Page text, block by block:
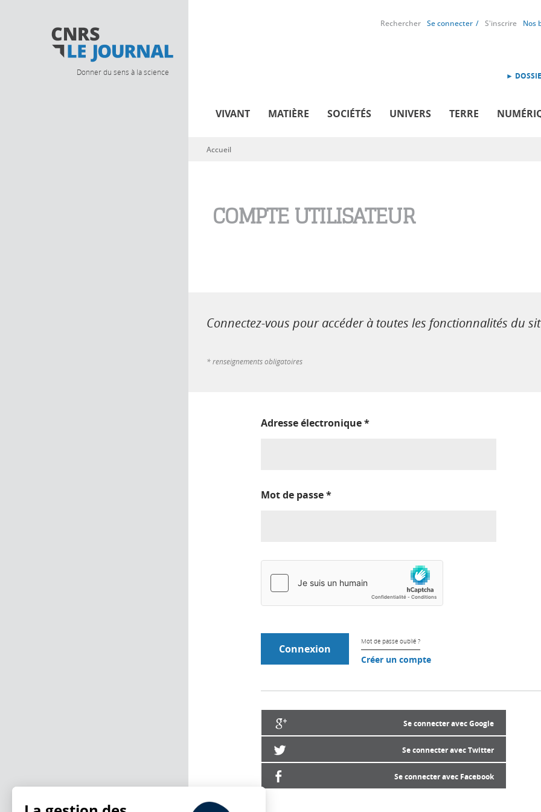
Donner du sens à la science
Rechercher Se connecter S'inscrire Nos
►
VIVANT MATIÈRE SOCIÉTÉS UNIVERS TERRE
Vous êtes ici
Accueil
COMPTE UTILISATEUR
Connectez-vous pour accéder à toutes les fonctionnalités du
* renseignements obligatoires
Adresse électronique*
Mot de passe*
Mot de passe oublié ?
Créer un compte
Se connecter avec Google
Se connecter avec Twitter
Se connecter avec Facebook